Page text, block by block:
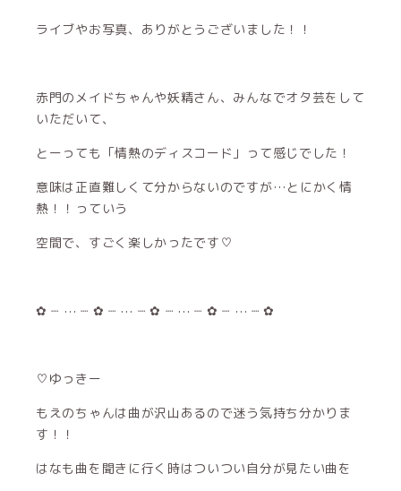
ライブやお写真、ありがとうございました！！
赤門のメイドちゃんや妖精さん、みんなでオタ芸をして
いただいて、
とーっても「情熱のディスコード」って感じでした！
意味は正直難しくて分からないのですが…とにかく情
熱！！っていう
空間で、すごく楽しかったです♡
✿ ┈ ‪⋯ ┈ ‪✿ ┈ ‪⋯ ┈ ‪✿ ┈ ⋯ ┈‪ ✿ ┈‪ ⋯ ┈‪ ✿
♡ゆっきー
もえのちゃんは曲が沢山あるので迷う気持ち分かりま
す！！
はなも曲を聞きに行く時はついつい自分が見たい曲を